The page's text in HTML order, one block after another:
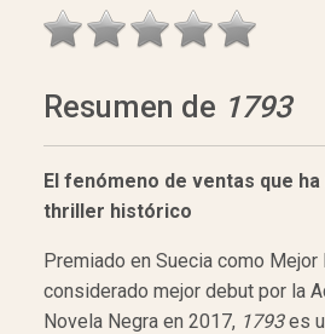
Resumen de 1793
El fenómeno de ventas que
thriller histórico
Premiado en Suecia como
considerado mejor debut por la
Novela Negra en 2017, 1793es